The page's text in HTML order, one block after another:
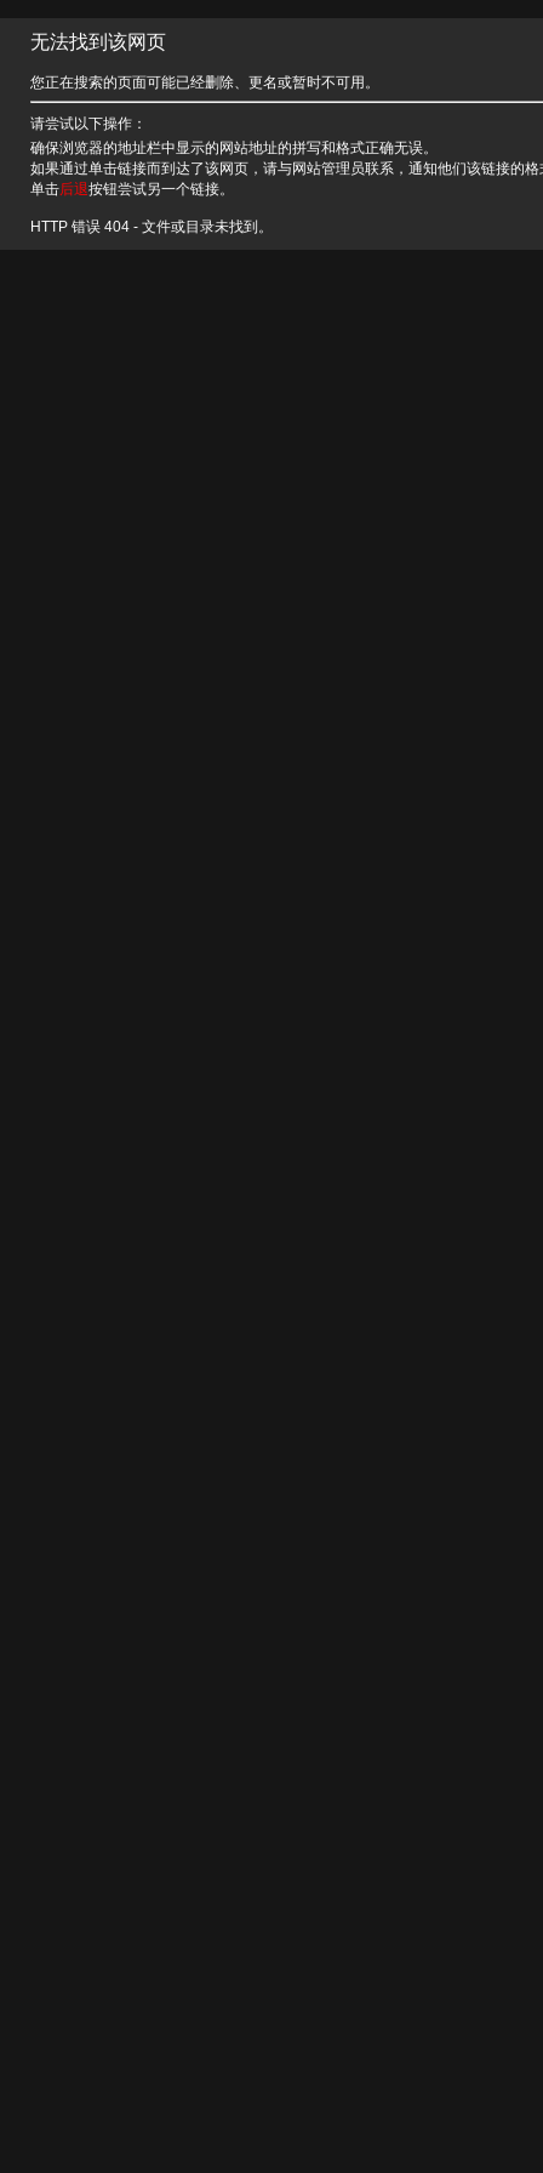
无法找到该网页
您正在搜索的页面可能已经删除、更名或暂时不可用。
请尝试以下操作：
确保浏览器的地址栏中显示的网站地址的拼写和格式正确无误。
如果通过单击链接而到达了该网页，请与网站管理员联系，通知他们该链接的
单击后退按钮尝试另一个链接。
HTTP 错误 404 - 文件或目录未找到。